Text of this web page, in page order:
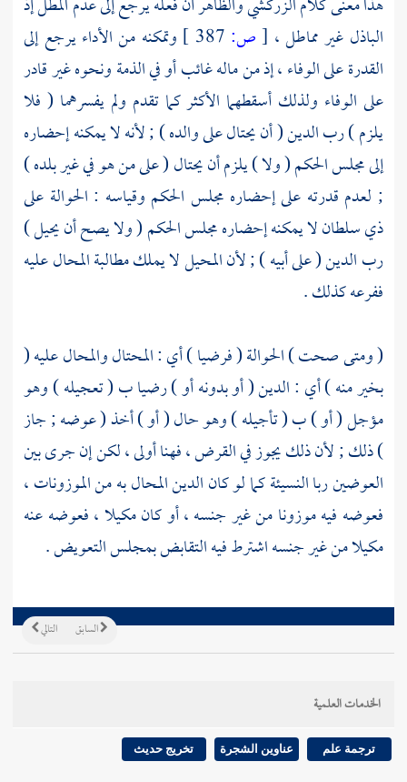
الباذل غير مماطل ، [ص:
وتمكنه من الأداء يرجع إلى
القدرة على الوفاء ، إذ من ماله غائب أو في الذمة ونحوه غير قادر
على الوفاء ولذلك أسقطهما الأكثر كما تقدم ولم يفسرهما ( فلا
يلزم ) رب الدين ( أن يحتال على والده ) ; لأنه لا يمكنه إحضاره
إلى مجلس الحكم ( ولا ) يلزم أن يحتال ( على من هو في غير بلده )
; لعدم قدرته على إحضاره مجلس الحكم وقياسه : الحوالة على
ذي سلطان لا يمكنه إحضاره مجلس الحكم ( ولا يصح أن يحيل )
رب الدين ( على أبيه ) ; لأن المحيل لا يملك مطالبة المحال عليه
ففرعه كذلك .
( ومتى صحت ) الحوالة ( فرضيا ) أي : المحتال والمحال عليه (
بخير منه ) أي : الدين ( أو بدونه أو ) رضيا ب ( تعجيله ) وهو
مؤجل ( أو ) ب ( تأجيله ) وهو حال ( أو ) أخذ ( عوضه ; جاز
) ذلك ; لأن ذلك يجوز في القرض ، فهنا أولى ، لكن إن جرى بين
العوضين ربا النسيئة كما لو كان الدين المحال به من الموزونات ،
فعوضه فيه موزونا من غير جنسه ، أو كان مكيلا ، فعوضه عنه
مكيلا من غير جنسه اشترط فيه التقابض بمجلس التعويض .
التالي السابق
الخدمات العلمية
ترجمة علم عناوين الشجرة تخريج حديث